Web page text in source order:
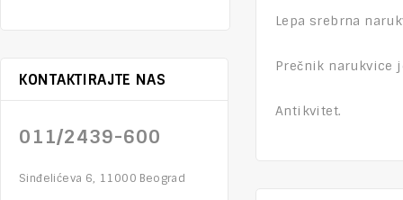
Lepa srebrna
Prečnik narukvice
Antikvitet.
KONTAKTIRAJTE NAS
011/2439-600
Sinđelićeva 6, 11000 Beograd